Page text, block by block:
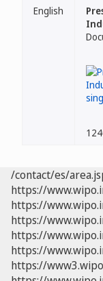
English
/contact/es/
https://
https://
https://
https://
https://
https://